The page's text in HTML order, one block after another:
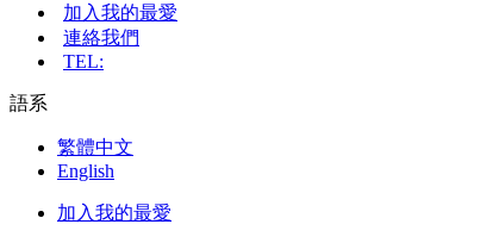
加入我的最愛
連絡我們
TEL:
語系
繁體中文
English
加入我的最愛